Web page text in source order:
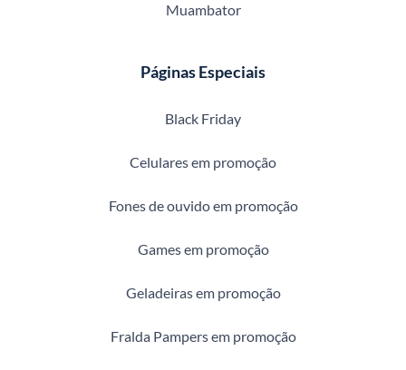
Muambator
Páginas Especiais
Black Friday
Celulares em promoção
Fones de ouvido em promoção
Games em promoção
Geladeiras em promoção
Fralda Pampers em promoção